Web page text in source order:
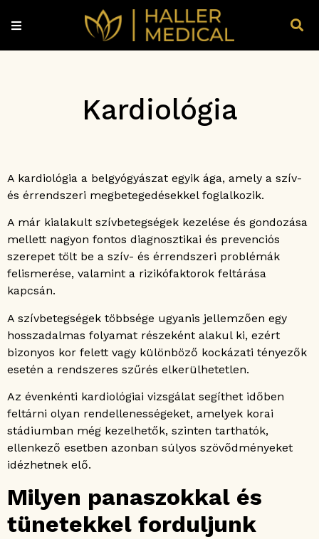
Kardiológia
A kardiológia a belgyógyászat egyik ága, amely a szív-
és érrendszeri megbetegedésekkel foglalkozik.
A már kialakult szívbetegségek kezelése és gondozása
mellett nagyon fontos diagnosztikai és prevenciós
szerepet tölt be a szív- és érrendszeri problémák
felismerése, valamint a rizikófaktorok feltárása
kapcsán.
A szívbetegségek többsége ugyanis jellemzően egy
hosszadalmas folyamat részeként alakul ki, ezért
bizonyos kor felett vagy különböző kockázati tényezők
esetén a rendszeres szűrés elkerülhetetlen.
Az évenkénti kardiológiai vizsgálat segíthet időben
feltárni olyan rendellenességeket, amelyek korai
stádiumban még kezelhetők, szinten tarthatók,
ellenkező esetben azonban súlyos szövődményeket
idézhetnek elő.
Milyen panaszokkal és
tünetekkel forduljunk